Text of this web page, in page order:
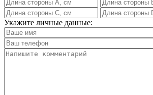
Укажите личные данные: